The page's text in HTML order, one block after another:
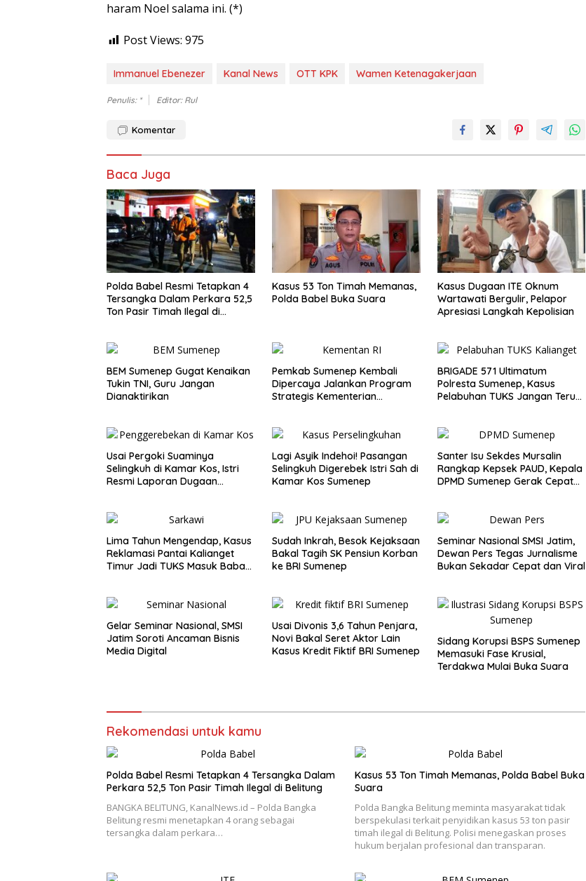
haram Noel salama ini. (*)
Post Views: 975
Immanuel Ebenezer Kanal News OTT KPK Wamen Ketenagakerjaan
Penulis: * Editor: Rul
Komentar
Baca Juga
Polda Babel Resmi Tetapkan 4
Tersangka Dalam Perkara 52,5
Ton Pasir Timah Ilegal di
Kasus 53 Ton Timah Memanas,
Polda Babel Buka Suara
Kasus Dugaan ITE Oknum
Wartawati Bergulir, Pelapor
Apresiasi Langkah Kepolisian
BEM Sumenep Gugat Kenaikan
Tukin TNI, Guru Jangan
Dianaktirikan
Pemkab Sumenep Kembali
Dipercaya Jalankan Program
Strategis Kementerian
BRIGADE 571 Ultimatum
Polresta Sumenep, Kasus
Pelabuhan TUKS Jangan Terus
Usai Pergoki Suaminya
Selingkuh di Kamar Kos, Istri
Resmi Laporan Dugaan
Lagi Asyik Indehoi! Pasangan
Selingkuh Digerebek Istri Sah di
Kamar Kos Sumenep
Santer Isu Sekdes Mursalin
Rangkap Kepsek PAUD, Kepala
DPMD Sumenep Gerak Cepat
Lima Tahun Mengendap, Kasus
Reklamasi Pantai Kalianget
Timur Jadi TUKS Masuk Babak
Sudah Inkrah, Besok Kejaksaan
Bakal Tagih SK Pensiun Korban
ke BRI Sumenep
Seminar Nasional SMSI Jatim,
Dewan Pers Tegas Jurnalisme
Bukan Sekadar Cepat dan Viral
Gelar Seminar Nasional, SMSI
Jatim Soroti Ancaman Bisnis
Media Digital
Usai Divonis 3,6 Tahun Penjara,
Novi Bakal Seret Aktor Lain
Kasus Kredit Fiktif BRI Sumenep
Sidang Korupsi BSPS Sumenep
Memasuki Fase Krusial,
Terdakwa Mulai Buka Suara
Rekomendasi untuk kamu
Polda Babel Resmi Tetapkan 4 Tersangka Dalam
Perkara 52,5 Ton Pasir Timah Ilegal di Belitung
BANGKA BELITUNG, KanalNews.id – Polda Bangka
Belitung resmi menetapkan 4 orang sebagai
tersangka dalam perkara…
Kasus 53 Ton Timah Memanas, Polda Babel Buka
Suara
Polda Bangka Belitung meminta masyarakat tidak
berspekulasi terkait penyidikan kasus 53 ton pasir
timah ilegal di Belitung. Polisi menegaskan proses
hukum berjalan profesional dan transparan.